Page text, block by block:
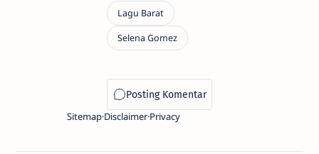
Sitemap Disclaimer Privacy